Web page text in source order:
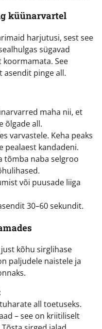
küünarvartel
harjutusi, sest see
sügavad
koormamata. See
asendit pinge all.
maha nii, et
õlgade all.
varvastele. Keha peaks
pealaest kandadeni.
tõmba naba selgroo
või puusade liiga
30–60 sekundit.
kõhu sirglihase
paljudele naistele ja
all toetuseks.
– see on kriitiliselt